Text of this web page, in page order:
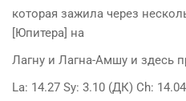
которая зажила через
[Юпитера] на
Лагну и Лагна-Амшу и здесь
La: 14.27 Sy: 3.10 (ДК) Ch: